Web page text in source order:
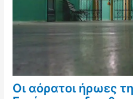
Οι αόρατοι ήρωες